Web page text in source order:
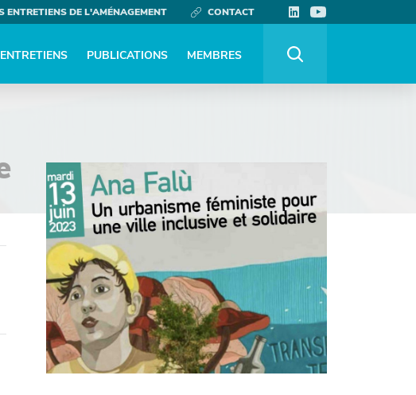
ENTRETIENS DE L'AMÉNAGEMENT CONTACT
PUBLICATIONS MEMBRES